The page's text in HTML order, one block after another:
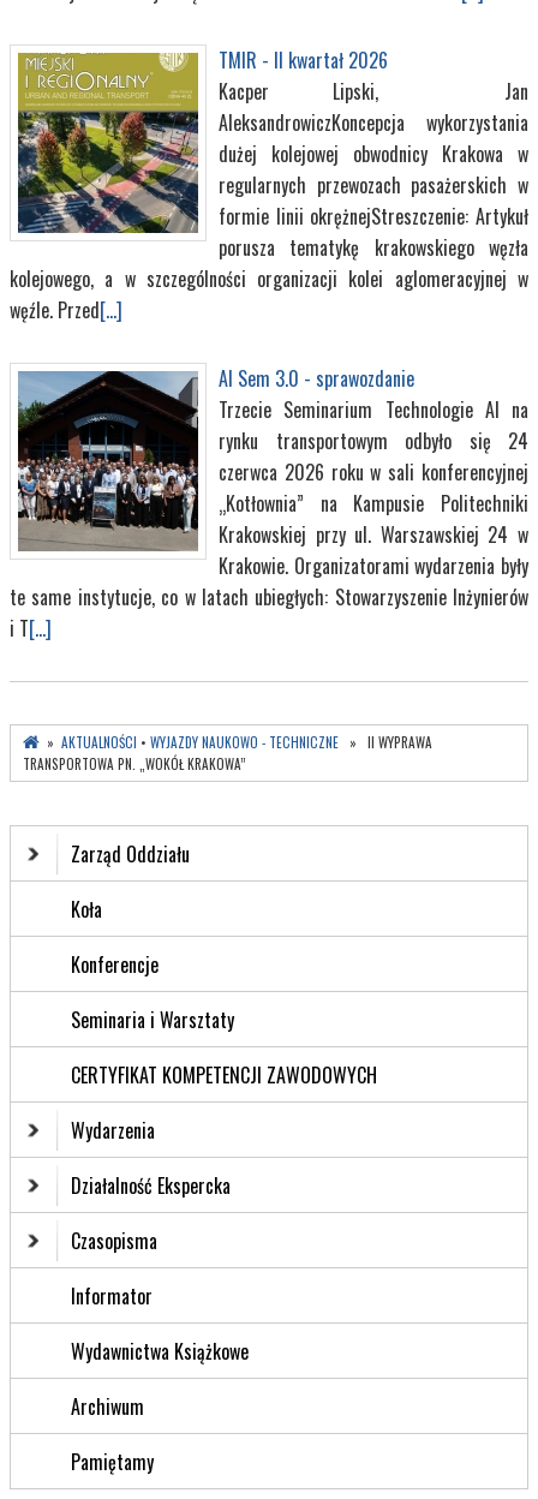
TMIR - II kwartał 2026
Kacper Lipski, Jan
AleksandrowiczKoncepcja wykorzystania
dużej kolejowej obwodnicy Krakowa w
regularnych przewozach pasażerskich w
formie linii okrężnejStreszczenie: Artykuł
porusza tematykę krakowskiego węzła
kolejowego, a w szczególności organizacji kolei aglomeracyjnej w
węźle. Przed[...]
AI Sem 3.0 - sprawozdanie
Trzecie Seminarium Technologie AI na
rynku transportowym odbyło się 24
czerwca 2026 roku w sali konferencyjnej
„Kotłownia” na Kampusie Politechniki
Krakowskiej przy ul. Warszawskiej 24 w
Krakowie. Organizatorami wydarzenia były
te same instytucje, co w latach ubiegłych: Stowarzyszenie Inżynierów
i T[...]
» AKTUALNOŚCI • WYJAZDY NAUKOWO - TECHNICZNE » II WYPRAWA
TRANSPORTOWA PN. „WOKÓŁ KRAKOWA”
Zarząd Oddziału
Koła
Konferencje
Seminaria i Warsztaty
CERTYFIKAT KOMPETENCJI ZAWODOWYCH
Wydarzenia
Działalność Ekspercka
Czasopisma
Informator
Wydawnictwa Książkowe
Archiwum
Pamiętamy